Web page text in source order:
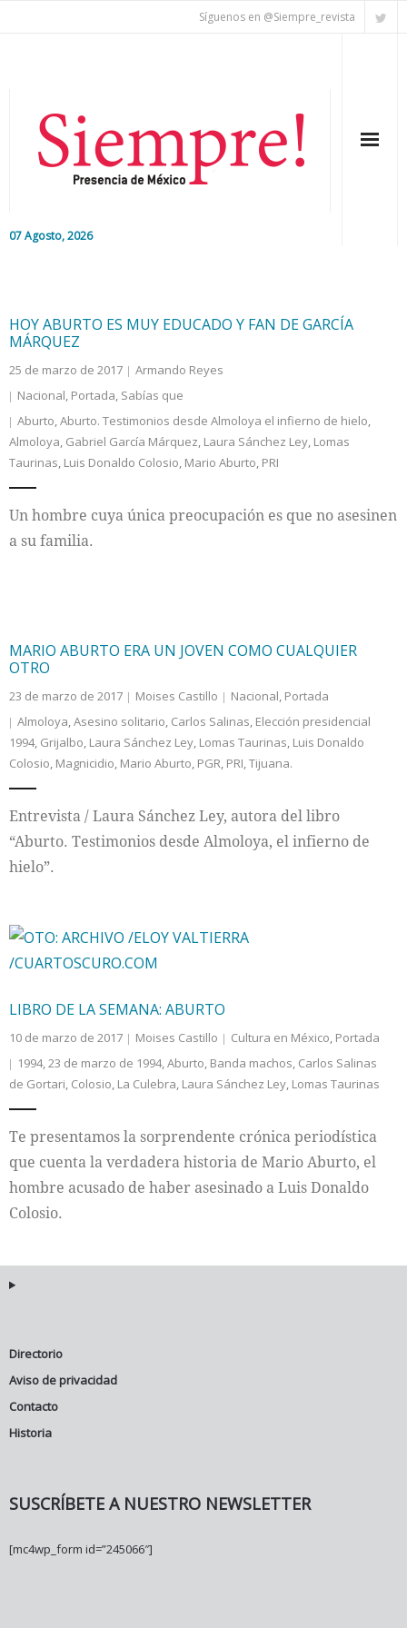
Síguenos en @Siempre_revista
07 Agosto, 2026
Nacional
Colaboradores
Internacional
HOY ABURTO ES MUY EDUCADO Y FAN DE GARCÍA
MÁRQUEZ
25 de marzo de 2017
Armando Reyes
Nacional, Portada, Sabías que
Aburto,Aburto. Testimonios desde Almoloya el infierno de hielo,
Almoloya, Gabriel García Márquez, Laura Sánchez Ley, Lomas
Taurinas, Luis Donaldo Colosio, Mario Aburto, PRI
Un hombre cuya única preocupación es que no asesinen
a su familia.
MARIO ABURTO ERA UN JOVEN COMO CUALQUIER
OTRO
23 de marzo de 2017 Moises Castillo Nacional, Portada
Almoloya,Asesino solitario, Carlos Salinas, Elección presidencial
1994, Grijalbo, Laura Sánchez Ley, Lomas Taurinas, Luis Donaldo
Colosio, Magnicidio, Mario Aburto, PGR, PRI,Tijuana.
Entrevista / Laura Sánchez Ley, autora del libro
“Aburto. Testimonios desde Almoloya, el infierno de
hielo”.
LIBRO DE LA SEMANA: ABURTO
10 de marzo de 2017 Moises Castillo Cultura en México, Portada
1994,23 de marzo de 1994,Aburto, Banda machos, Carlos Salinas
de Gortari, Colosio, La Culebra, Laura Sánchez Ley, Lomas Taurinas
Te presentamos la sorprendente crónica periodística
que cuenta la verdadera historia de Mario Aburto, el
hombre acusado de haber asesinado a Luis Donaldo
Colosio.
Directorio
Aviso de privacidad
Contacto
Historia
SUSCRÍBETE A NUESTRO NEWSLETTER
[mc4wp_form id=”245066″]